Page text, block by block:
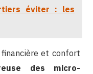
éviter : les
et confort
des micro-